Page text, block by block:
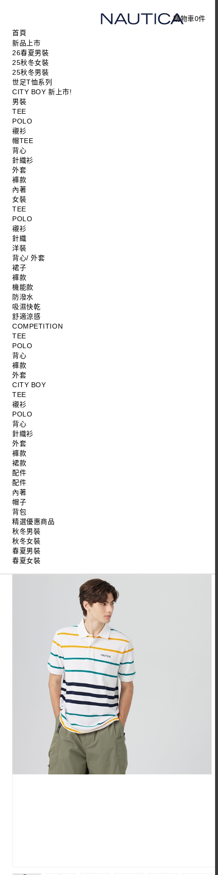
購物車0件
首頁
新品上市
26春夏男裝
25秋冬女裝
25秋冬男裝
世足T恤系列
CITY BOY 新上市!
男裝
TEE
POLO
襯衫
帽TEE
背心
針織衫
外套
褲款
內著
女裝
TEE
POLO
襯衫
針織
洋裝
背心/ 外套
裙子
褲款
機能款
防潑水
吸濕快乾
舒適涼感
COMPETITION
TEE
POLO
背心
褲款
外套
CITY BOY
TEE
襯衫
POLO
背心
針織衫
外套
褲款
裙款
配件
配件
內著
帽子
背包
精選優惠商品
秋冬男裝
秋冬女裝
春夏男裝
春夏女裝